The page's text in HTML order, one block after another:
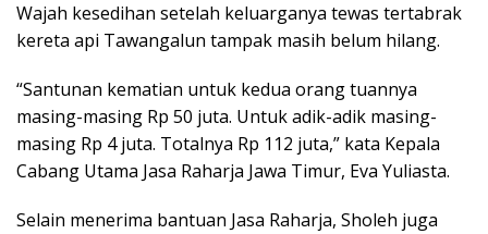
Wajah kesedihan setelah keluarganya tewas tertabrak
kereta api Tawangalun tampak masih belum hilang.
“Santunan kematian untuk kedua orang tuannya
masing-masing Rp 50 juta. Untuk adik-adik masing-
masing Rp 4 juta. Totalnya Rp 112 juta,” kata Kepala
Cabang Utama Jasa Raharja Jawa Timur, Eva Yuliasta.
Selain menerima bantuan Jasa Raharja, Sholeh juga